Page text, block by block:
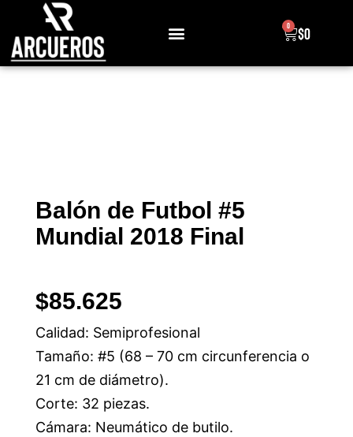
$0
0
Balón de Futbol #5
Mundial 2018 Final
$85.625
Calidad: Semiprofesional
Tamaño: #5 (68 – 70 cm circunferencia o
21 cm de diámetro).
Corte: 32 piezas.
Cámara: Neumático de butilo.